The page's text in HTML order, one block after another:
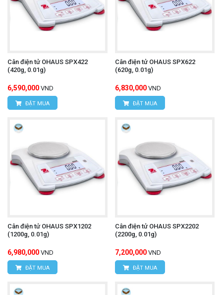
Cân điện tử OHAUS SPX422
(420g, 0.01g)
6,590,000 VND
ĐẶT MUA
Cân điện tử OHAUS SPX622
(620g, 0.01g)
6,830,000 VND
ĐẶT MUA
Cân điện tử OHAUS SPX1202
(1200g, 0.01g)
6,980,000 VND
ĐẶT MUA
Cân điện tử OHAUS SPX2202
(2200g, 0.01g)
7,200,000 VND
ĐẶT MUA